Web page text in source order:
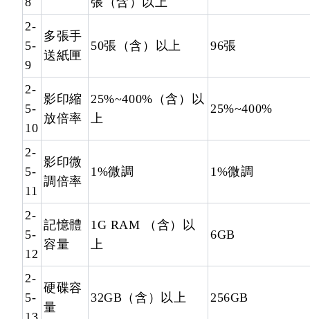
2-
5-
9
多張手
送紙匣
50張（含）以上 96張
2-
5-
10
影印縮
放倍率
25%~400%（含）以
上
25%~400%
2-
5-
11
影印微
調倍率
1%微調 1%微調
2-
5-
12
記憶體
容量
1G RAM （含）以
上
6GB
2-
5-
硬碟容
量
32GB（含）以上 256GB